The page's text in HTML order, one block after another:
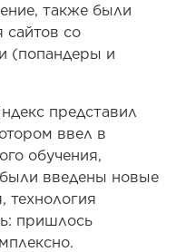
также были
со
(попандеры и
представил
ввел в
обучения,
введены новые
технология
пришлось